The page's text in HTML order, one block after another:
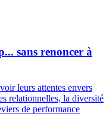
sans renoncer à
leurs attentes envers
relationnelles, la diversité
de performance